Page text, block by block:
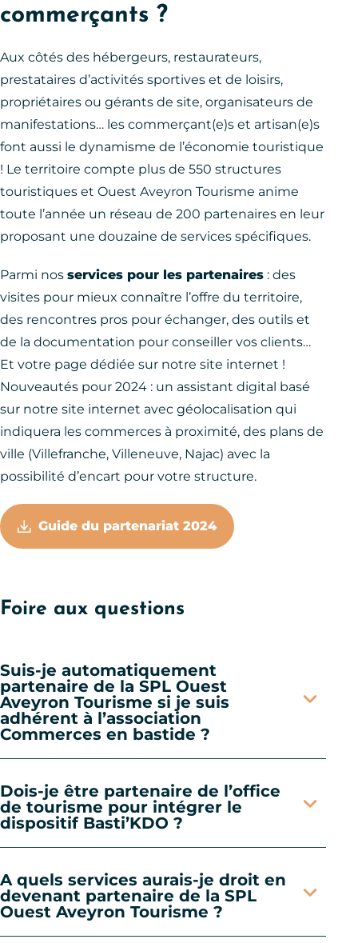
commerçants ?
Aux côtés des hébergeurs, restaurateurs,
prestataires d’activités sportives et de loisirs,
propriétaires ou gérants de site, organisateurs de
manifestations… les commerçant(e)s et artisan(e)s
font aussi le dynamisme de l’économie touristique
! Le territoire compte plus de 550 structures
touristiques et Ouest Aveyron Tourisme anime
toute l’année un réseau de 200 partenaires en leur
proposant une douzaine de services spécifiques.
Parmi nos services pour les partenaires : des
visites pour mieux connaître l’offre du territoire,
des rencontres pros pour échanger, des outils et
de la documentation pour conseiller vos clients…
Et votre page dédiée sur notre site internet !
Nouveautés pour 2024 : un assistant digital basé
sur notre site internet avec géolocalisation qui
indiquera les commerces à proximité, des plans de
ville (Villefranche, Villeneuve, Najac) avec la
possibilité d’encart pour votre structure.
Guide du partenariat 2024
Foire aux questions
Suis-je automatiquement
partenaire de la SPL Ouest
Aveyron Tourisme si je suis
adhérent à l’association
Commerces en bastide ?
Dois-je être partenaire de l’office
de tourisme pour intégrer le
dispositif Basti’KDO ?
A quels services aurais-je droit en
devenant partenaire de la SPL
Ouest Aveyron Tourisme ?